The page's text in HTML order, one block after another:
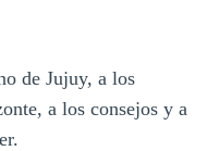
de Jujuy, a los
a los consejos y a